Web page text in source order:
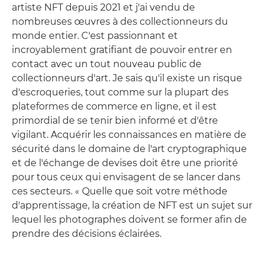
artiste NFT depuis 2021 et j'ai vendu de
nombreuses œuvres à des collectionneurs du
monde entier. C'est passionnant et
incroyablement gratifiant de pouvoir entrer en
contact avec un tout nouveau public de
collectionneurs d'art. Je sais qu'il existe un risque
d'escroqueries, tout comme sur la plupart des
plateformes de commerce en ligne, et il est
primordial de se tenir bien informé et d'être
vigilant. Acquérir les connaissances en matière de
sécurité dans le domaine de l'art cryptographique
et de l'échange de devises doit être une priorité
pour tous ceux qui envisagent de se lancer dans
ces secteurs. « Quelle que soit votre méthode
d'apprentissage, la création de NFT est un sujet sur
lequel les photographes doivent se former afin de
prendre des décisions éclairées.